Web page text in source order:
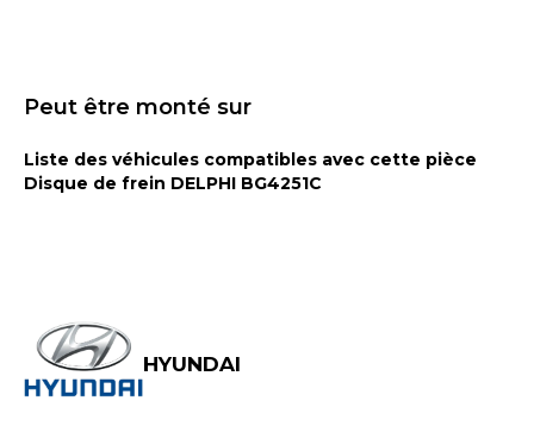
Peut être monté sur
Liste des véhicules compatibles avec cette pièce
Disque de frein DELPHI BG4251C
HYUNDAI